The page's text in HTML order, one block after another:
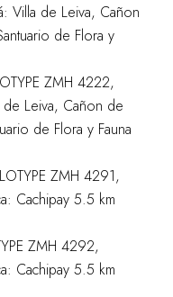
Villa de Leiva, Cañon
de Flora y
ZMH 4222,
de Leiva, Cañon de
de Flora y Fauna
ZMH 4291,
Cachipay 5.5 km
ZMH 4292,
Cachipay 5.5 km